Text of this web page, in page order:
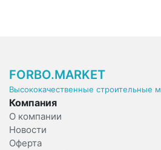
FORBO.MARKET
Высококачественные строительные
Компания
О компании
Новости
Оферта